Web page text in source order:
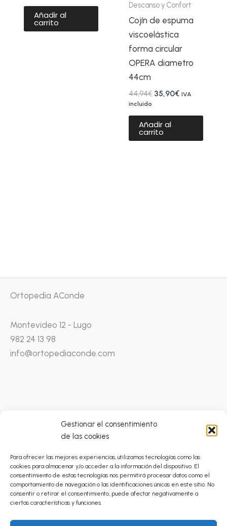
Gestionar el consentimiento
de las cookies
Para ofrecer las mejores experiencias, utilizamos tecnologías como las
cookies para almacenar y/o acceder a la información del dispositivo. El
consentimiento de estas tecnologías nos permitirá procesar datos como el
comportamiento de navegación o las identificaciones únicas en este sitio. No
consentir o retirar el consentimiento, puede afectar negativamente a
ciertas características y funciones.
Añadir al
carrito
Descanso y Confort
Cojín de espuma
viscoelástica
forma circular
OPERA diametro
44cm
44,94€ 35,90€ IVA
incluido
Añadir al
carrito
Ortopedia AConde
Montevideo 12 - Lugo
982 24 13 98
info@ortopediaconde.com
Catálogo Prestaciones Ortoprótesicas
Política de Privacidad
Envíos
Cancelaciones y Devoluciones